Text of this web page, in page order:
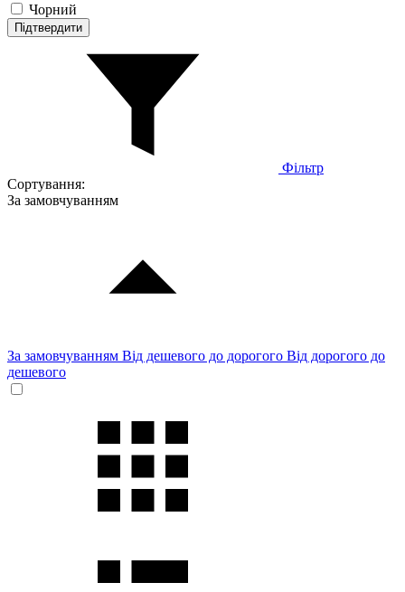
Чорний
Підтвердити
Фільтр
Сортування:
За замовчуванням
За замовчуванням Від дешевого до дорогого Від дорогого до
дешевого